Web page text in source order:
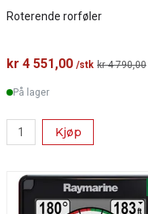
Roterende rorføler
kr 4 551,00 /stk kr 4 790,00
På lager
Kjøp